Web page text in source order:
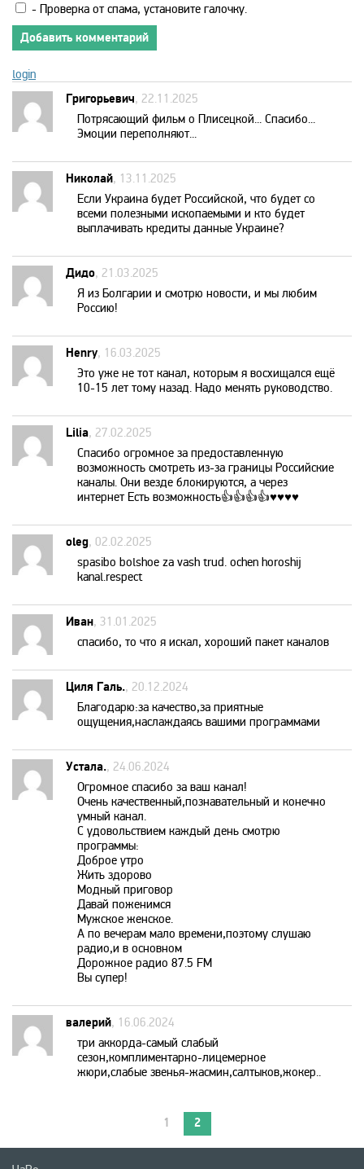
Paramount Channel
Setanta Sports Plus
Sony Sci-Fi
Sport UZ
Tiji
Travel and Adventure
TV XXI
UDAR
Viasat Explorer
Viasat Nature
Viasat Sport
VIP Comedy
VIP Megahit
VIP Premiere
XSport
Zee TV
Zoom
Авто Плюс
Беларусь 1
- Проверка от спама, установите галочку.
Добавить комментарий
login
Григорьевич, 22.11.2025
Потрясающий фильм о Плисецкой... Спасибо...
Эмоции переполняют...
Николай, 13.11.2025
Если Украина будет Российской, что будет со
всеми полезными ископаемыми и кто будет
выплачивать кредиты данные Украине?
Дидо, 21.03.2025
Я из Болгарии и смотрю новости, и мы любим
Россию!
Henry, 16.03.2025
Это уже не тот канал, которым я восхищался ещё
10-15 лет тому назад. Надо менять руководство.
Lilia, 27.02.2025
Спасибо огромное за предоставленную
возможность смотреть из-за границы Российские
каналы. Они везде блокируются, а через
интернет Есть возможность👍👍👍👍♥️♥️♥️♥️
oleg, 02.02.2025
spasibo bolshoe za vash trud. ochen horoshij
kanal.respect
Иван, 31.01.2025
спасибо, то что я искал, хороший пакет каналов
Циля Галь., 20.12.2024
Благодарю:за качество,за приятные
ощущения,наслаждаясь вашими программами
Устала., 24.06.2024
Огромное спасибо за ваш канал!
Очень качественный,познавательный и конечно
умный канал.
С удовольствием каждый день смотрю
программы:
Доброе утро
Жить здорово
Модный приговор
Давай поженимся
Мужское женское.
А по вечерам мало времени,поэтому слушаю
радио,и в основном
Дорожное радио 87.5 FM
Вы супер!
валерий, 16.06.2024
три аккорда-самый слабый
сезон,комплиментарно-лицемерное
жюри,слабые звенья-жасмин,салтыков,жокер..
1 2